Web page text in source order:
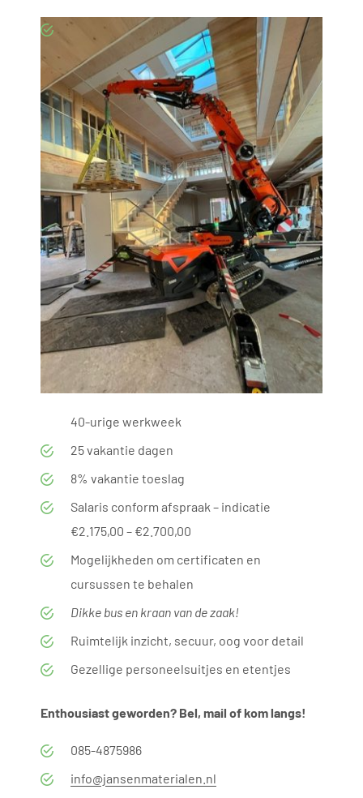
40-urige werkweek
25 vakantie dagen
8% vakantie toeslag
Salaris conform afspraak – indicatie
€2.175,00 – €2.700,00
Mogelijkheden om certificaten en
cursussen te behalen
Dikke bus en kraan van de zaak!
Ruimtelijk inzicht, secuur, oog voor detail
Gezellige personeelsuitjes en etentjes
Enthousiast geworden? Bel, mail of kom langs!
085-4875986
info@jansenmaterialen.nl